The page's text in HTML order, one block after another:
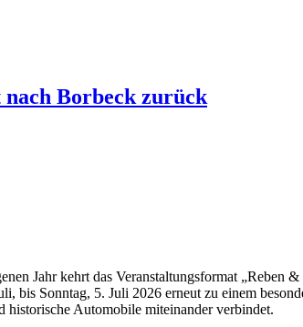
Borbeck zurück
Jahr kehrt das Veranstaltungsformat
bis Sonntag, 5. Juli 2026 erneut zu einem
historische Automobile miteinander verbindet.